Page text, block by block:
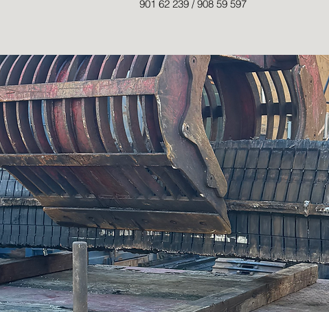
901 62 239 / 908 59 597